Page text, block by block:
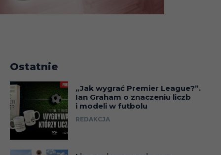
Ostatnie
„Jak wygrać Premier League?”.
Ian Graham o znaczeniu liczb
i modeli w futbolu
REDAKCJA